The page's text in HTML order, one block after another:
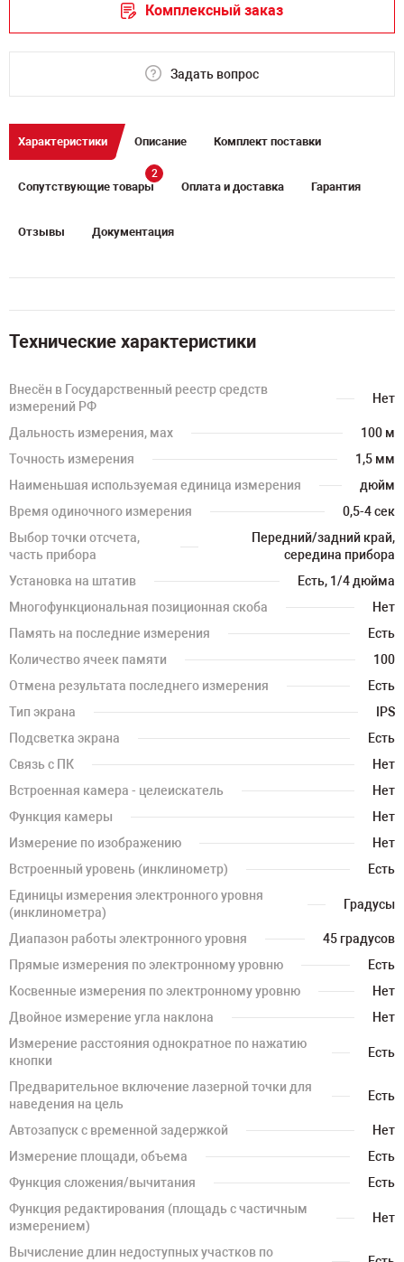
Комплексный заказ
Задать вопрос
Характеристики Описание Комплект поставки
Сопутствующие товары
2
Оплата и доставка Гарантия
Отзывы Документация
Технические характеристики
Внесён в Государственный реестр средств
измерений РФ
Нет
Дальность измерения, мах
100 м
Точность измерения
1,5 мм
Наименьшая используемая единица измерения
дюйм
Время одиночного измерения
0,5-4 сек
Выбор точки отсчета,
часть прибора
Передний/задний край,
середина прибора
Установка на штатив
Есть, 1/4 дюйма
Многофункциональная позиционная скоба
Нет
Память на последние измерения
Есть
Количество ячеек памяти
100
Отмена результата последнего измерения
Есть
Тип экрана
IPS
Подсветка экрана
Есть
Связь с ПК
Нет
Встроенная камера - целеискатель
Нет
Функция камеры
Нет
Измерение по изображению
Нет
Встроенный уровень (инклинометр)
Есть
Единицы измерения электронного уровня
(инклинометра)
Градусы
Диапазон работы электронного уровня
45 градусов
Прямые измерения по электронному уровню
Есть
Косвенные измерения по электронному уровню
Нет
Двойное измерение угла наклона
Нет
Измерение расстояния однократное по нажатию
кнопки
Есть
Предварительное включение лазерной точки для
наведения на цель
Есть
Автозапуск с временной задержкой
Нет
Измерение площади, объема
Есть
Функция сложения/вычитания
Есть
Функция редактирования (площадь с частичным
измерением)
Нет
Вычисление длин недоступных участков по